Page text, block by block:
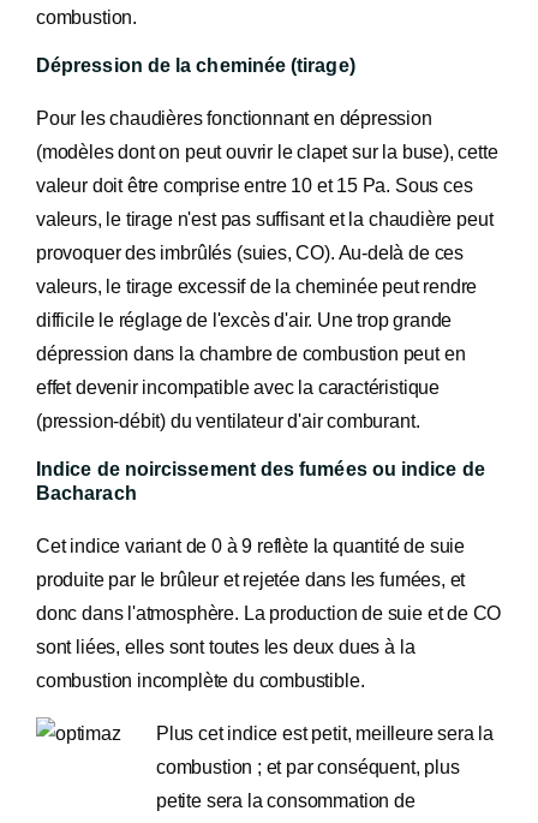
combustion.
Dépression de la cheminée (tirage)
Pour les chaudières fonctionnant en dépression
(modèles dont on peut ouvrir le clapet sur la buse), cette
valeur doit être comprise entre 10 et 15 Pa. Sous ces
valeurs, le tirage n'est pas suffisant et la chaudière peut
provoquer des imbrûlés (suies, CO). Au-delà de ces
valeurs, le tirage excessif de la cheminée peut rendre
difficile le réglage de l'excès d'air. Une trop grande
dépression dans la chambre de combustion peut en
effet devenir incompatible avec la caractéristique
(pression-débit) du ventilateur d'air comburant.
Indice de noircissement des fumées ou indice de
Bacharach
Cet indice variant de 0 à 9 reflète la quantité de suie
produite par le brûleur et rejetée dans les fumées, et
donc dans l'atmosphère. La production de suie et de CO
sont liées, elles sont toutes les deux dues à la
combustion incomplète du combustible.
Plus cet indice est petit, meilleure sera la
combustion ; et par conséquent, plus
petite sera la consommation de